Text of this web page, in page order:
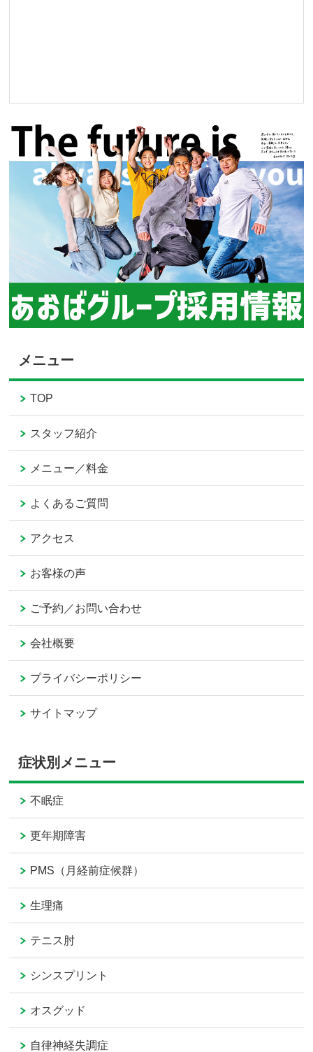
メニュー
TOP
スタッフ紹介
メニュー／料金
よくあるご質問
アクセス
お客様の声
ご予約／お問い合わせ
会社概要
プライバシーポリシー
サイトマップ
症状別メニュー
不眠症
更年期障害
PMS（月経前症候群）
生理痛
テニス肘
シンスプリント
オスグッド
自律神経失調症